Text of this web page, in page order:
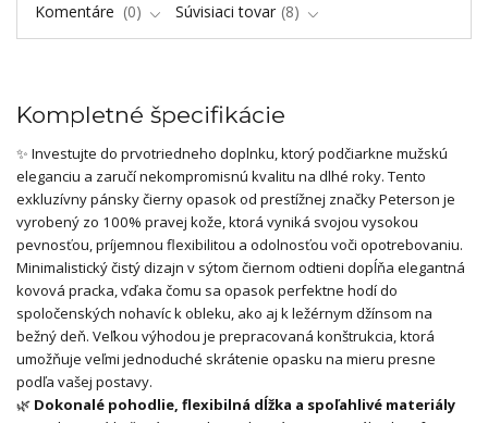
Komentáre
0 Súvisiaci tovar 8
Kompletné špecifikácie
✨ Investujte do prvotriedneho doplnku, ktorý podčiarkne mužskú
eleganciu a zaručí nekompromisnú kvalitu na dlhé roky. Tento
exkluzívny pánsky čierny opasok od prestížnej značky Peterson je
vyrobený zo 100% pravej kože, ktorá vyniká svojou vysokou
pevnosťou, príjemnou flexibilitou a odolnosťou voči opotrebovaniu.
Minimalistický čistý dizajn v sýtom čiernom odtieni dopĺňa elegantná
kovová pracka, vďaka čomu sa opasok perfektne hodí do
spoločenských nohavíc k obleku, ako aj k ležérnym džínsom na
bežný deň. Veľkou výhodou je prepracovaná konštrukcia, ktorá
umožňuje veľmi jednoduché skrátenie opasku na mieru presne
podľa vašej postavy.
🌿 Dokonalé pohodlie, flexibilná dĺžka a spoľahlivé materiály